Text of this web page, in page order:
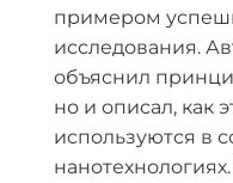
примером
исследования.
объяснил
но и описал, как
используются в